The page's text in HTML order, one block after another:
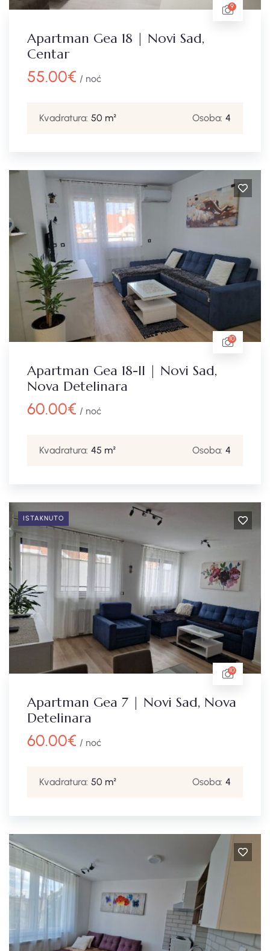
9
Apartman Gea 18 | Novi Sad,
Centar
55.00€ / noć
Kvadratura: 50 m² Osoba: 4
10
Apartman Gea 18-II | Novi Sad,
Nova Detelinara
60.00€ / noć
Kvadratura: 45 m² Osoba: 4
ISTAKNUTO
10
Apartman Gea 7 | Novi Sad, Nova
Detelinara
60.00€ / noć
Kvadratura: 50 m² Osoba: 4